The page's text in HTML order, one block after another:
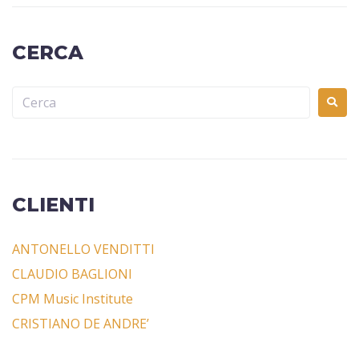
CERCA
CLIENTI
ANTONELLO VENDITTI
CLAUDIO BAGLIONI
CPM Music Institute
CRISTIANO DE ANDRE’